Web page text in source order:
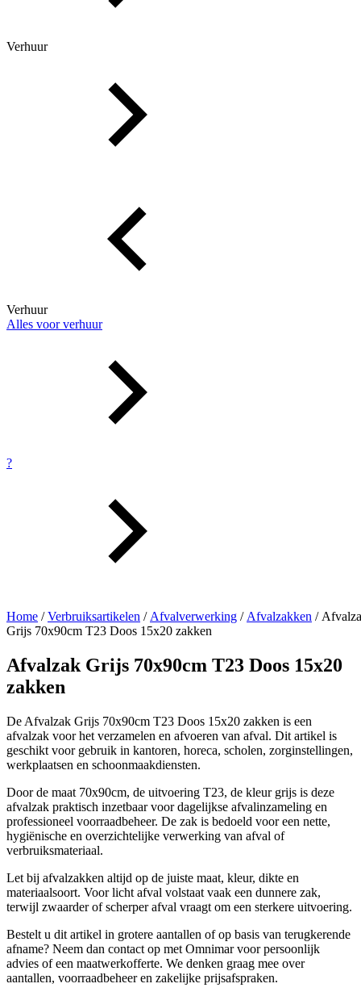
Verhuur
Verhuur
Alles voor verhuur
?
Home /Verbruiksartikelen / Afvalverwerking / Afvalzakken /
Grijs 70x90cm T23 Doos 15x20 zakken
Afvalzak Grijs 70x90cm T23 Doos 15x20
zakken
De Afvalzak Grijs 70x90cm T23 Doos 15x20 zakken is een
afvalzak voor het verzamelen en afvoeren van afval. Dit artikel is
geschikt voor gebruik in kantoren, horeca, scholen, zorginstellingen,
werkplaatsen en schoonmaakdiensten.
Door de maat 70x90cm, de uitvoering T23, de kleur grijs is deze
afvalzak praktisch inzetbaar voor dagelijkse afvalinzameling en
professioneel voorraadbeheer. De zak is bedoeld voor een nette,
hygiënische en overzichtelijke verwerking van afval of
verbruiksmateriaal.
Let bij afvalzakken altijd op de juiste maat, kleur, dikte en
materiaalsoort. Voor licht afval volstaat vaak een dunnere zak,
terwijl zwaarder of scherper afval vraagt om een sterkere uitvoering.
Bestelt u dit artikel in grotere aantallen of op basis van terugkerende
afname? Neem dan contact op met Omnimar voor persoonlijk
advies of een maatwerkofferte. We denken graag mee over
aantallen, voorraadbeheer en zakelijke prijsafspraken.